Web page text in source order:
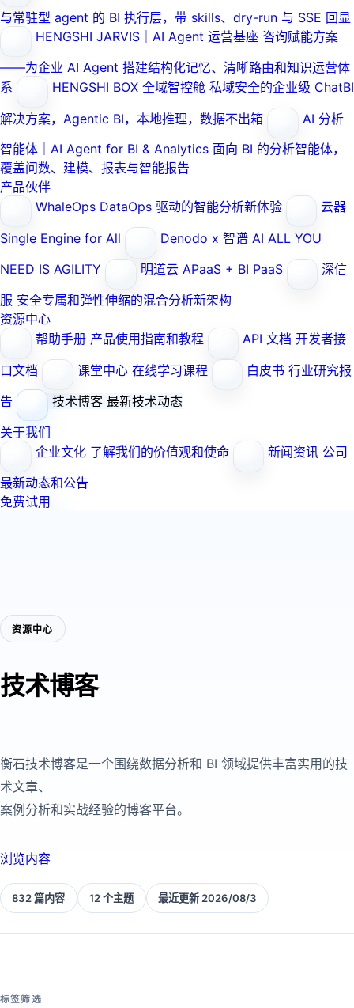
与常驻型 agent 的 BI 执行层，带 skills、dry-run 与 SSE 回显
HENGSHI JARVIS｜AI Agent 运营基座 咨询赋能方案
——为企业 AI Agent 搭建结构化记忆、清晰路由和知识运营体
系
HENGSHI BOX 全域智控舱 私域安全的企业级 ChatBI
解决方案，Agentic BI，本地推理，数据不出箱
AI 分析
智能体｜AI Agent for BI & Analytics 面向 BI 的分析智能体，
覆盖问数、建模、报表与智能报告
产品伙伴
WhaleOps DataOps 驱动的智能分析新体验
云器
Single Engine for All
Denodo x 智谱 AI ALL YOU
NEED IS AGILITY
明道云 APaaS + BI PaaS
深信
服 安全专属和弹性伸缩的混合分析新架构
资源中心
帮助手册 产品使用指南和教程 API 文档 开发者接
口文档
课堂中心 在线学习课程 白皮书 行业研究报
告
技术博客 最新技术动态
关于我们
企业文化 了解我们的价值观和使命 新闻资讯 公司
最新动态和公告
免费试用
资源中心
技术博客
衡石技术博客是一个围绕数据分析和 BI 领域提供丰富实用的技
术文章、
案例分析和实战经验的博客平台。
浏览内容
832 篇内容 12 个主题 最近更新 2026/08/3
标签筛选